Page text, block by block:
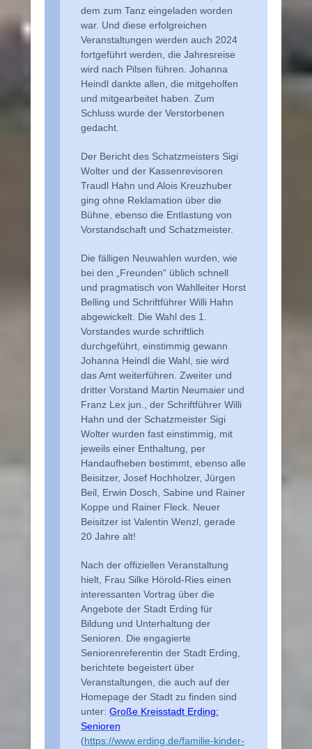
dem zum Tanz eingeladen worden
war. Und diese erfolgreichen
Veranstaltungen werden auch 2024
fortgeführt werden, die Jahresreise
wird nach Pilsen führen. Johanna
Heindl dankte allen, die mitgeholfen
und mitgearbeitet haben. Zum
Schluss wurde der Verstorbenen
gedacht.
Der Bericht des Schatzmeisters Sigi
Wolter und der Kassenrevisoren
Traudl Hahn und Alois Kreuzhuber
ging ohne Reklamation über die
Bühne, ebenso die Entlastung von
Vorstandschaft und Schatzmeister.
Die fälligen Neuwahlen wurden, wie
bei den „Freunden“ üblich schnell
und pragmatisch von Wahlleiter Horst
Belling und Schriftführer Willi Hahn
abgewickelt. Die Wahl des 1.
Vorstandes wurde schriftlich
durchgeführt, einstimmig gewann
Johanna Heindl die Wahl, sie wird
das Amt weiterführen. Zweiter und
dritter Vorstand Martin Neumaier und
Franz Lex jun., der Schriftführer Willi
Hahn und der Schatzmeister Sigi
Wolter wurden fast einstimmig, mit
jeweils einer Enthaltung, per
Handaufheben bestimmt, ebenso alle
Beisitzer, Josef Hochholzer, Jürgen
Beil, Erwin Dosch, Sabine und Rainer
Koppe und Rainer Fleck. Neuer
Beisitzer ist Valentin Wenzl, gerade
20 Jahre alt!
Nach der offiziellen Veranstaltung
hielt, Frau Silke Hörold-Ries einen
interessanten Vortrag über die
Angebote der Stadt Erding für
Bildung und Unterhaltung der
Senioren. Die engagierte
Seniorenreferentin der Stadt Erding,
berichtete begeistert über
Veranstaltungen, die auch auf der
Homepage der Stadt zu finden sind
unter: Große Kreisstadt Erding:
Senioren
(https://www.erding.de/familie-kinder-